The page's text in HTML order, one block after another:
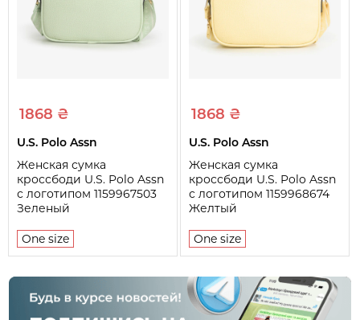
1868 ₴
U.S. Polo Assn
Женская сумка
кроссбоди U.S. Polo Assn
с логотипом 1159967503
Зеленый
One size
1868 ₴
U.S. Polo Assn
Женская сумка
кроссбоди U.S. Polo Assn
с логотипом 1159968674
Желтый
One size